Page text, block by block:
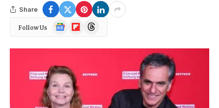
Share
Follow Us
Google
News
FlipboardThreads